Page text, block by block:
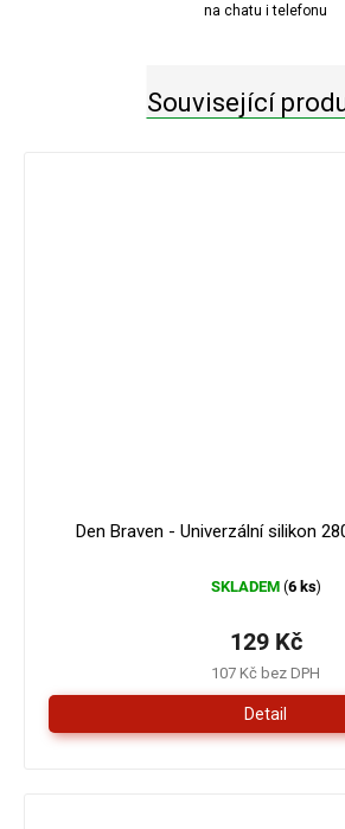
na chatu i telefonu
Související
Den Braven - Univerzální silikon
SKLADEM (6 ks)
107 Kč bez DPH
129 Kč
Detail